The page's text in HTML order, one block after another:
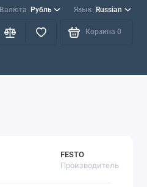
Валюта Рубль Язык Russian
Корзина 0
FESTO
Производитель